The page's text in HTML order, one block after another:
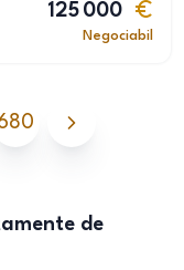
125 000
Negociabil
de